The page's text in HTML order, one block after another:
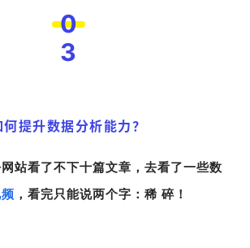
0
3
何提升数据分析能力？
站看了不下十篇文章，去看了一些数
，看完只能说两个字：稀 碎！